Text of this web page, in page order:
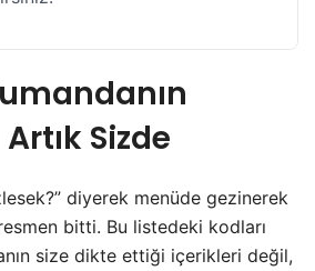
Sizde
diyerek menüde gezinerek
bitti. Bu listedeki kodları
size dikte ettiği içerikleri değil,